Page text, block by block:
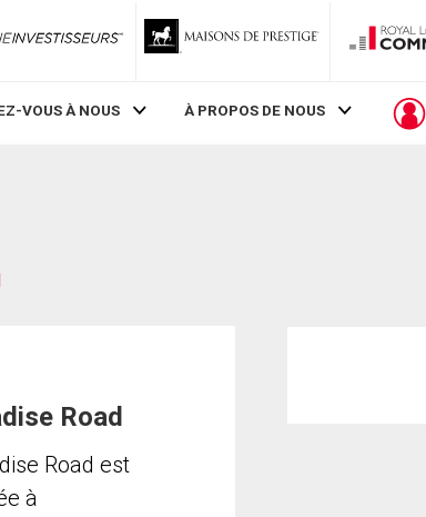
ZoneInvestisseurs RLP
VOUS À NOUS À PROPOS DE NOUS
Road
Road est
à